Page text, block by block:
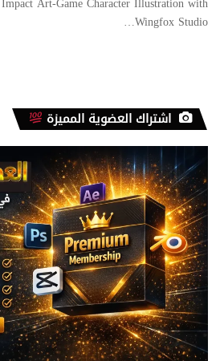
Wingfox Studio…
اشتراك العضوية المميزة